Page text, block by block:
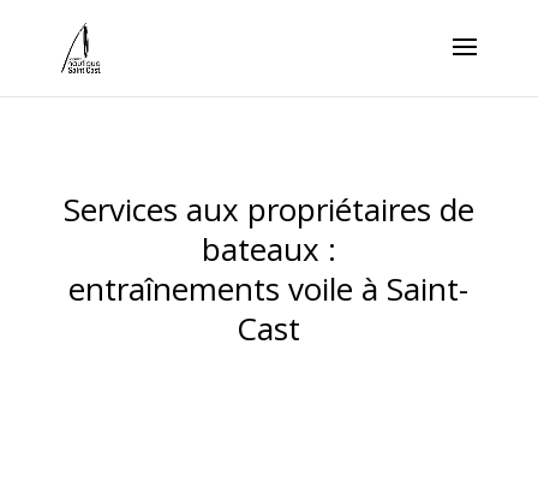
Services aux propriétaires de
bateaux :
entraînements voile à Saint-
Cast